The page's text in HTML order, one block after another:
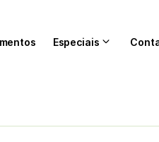
Especiais